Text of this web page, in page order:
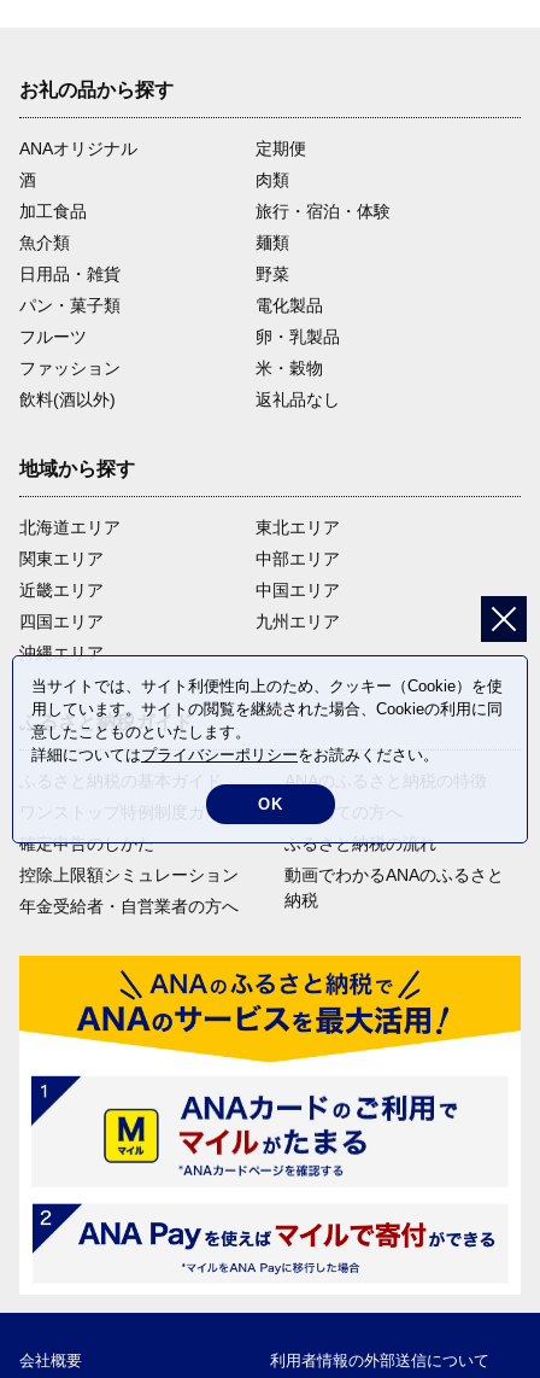
お礼の品から探す
ANAオリジナル
定期便
酒
肉類
加工食品
旅行・宿泊・体験
魚介類
麺類
日用品・雑貨
野菜
パン・菓子類
電化製品
フルーツ
卵・乳製品
ファッション
米・穀物
飲料(酒以外)
返礼品なし
地域から探す
北海道エリア
関東エリア
近畿エリア
四国エリア
沖縄エリア
東北エリア
中部エリア
中国エリア
九州エリア
ふるさと納税ガイド
ふるさと納税の基本ガイド
ワンストップ特例制度ガイド
確定申告のしかた
控除上限額シミュレーション
年金受給者・自営業者の方へ
ANAのふるさと納税の特徴
はじめての方へ
ふるさと納税の流れ
動画でわかるANAのふるさと
納税
会社概要 利用者情報の外部送信について
当サイトでは、サイト利便性向上のため、クッキー（Cookie）を使
用しています。サイトの閲覧を継続された場合、Cookieの利用に同
意したことものといたします。
詳細についてはプライバシーポリシーをお読みください。
OK